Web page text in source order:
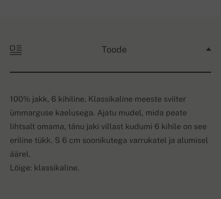
Toode
100% jakk, 6 kihiline. Klassikaline meeste sviiter
ümmarguse kaelusega. Ajatu mudel, mida peate
lihtsalt omama, tänu jaki villast kudumi 6 kihile on see
eriline tükk. S 6 cm soonikutega varrukatel ja alumisel
äärel.
Lõige: klassikaline.